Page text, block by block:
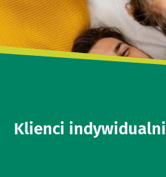
Klienci indywidualni